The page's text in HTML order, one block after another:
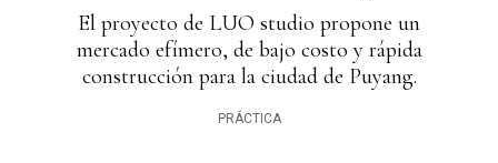
El proyecto de LUO studio propone un
mercado efímero, de bajo costo y rápida
construcción para la ciudad de Puyang.
PRÁCTICA